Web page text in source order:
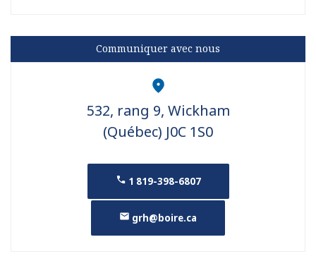
Communiquer avec nous
532, rang 9, Wickham
(Québec) J0C 1S0
1 819-398-6807
grh@boire.ca